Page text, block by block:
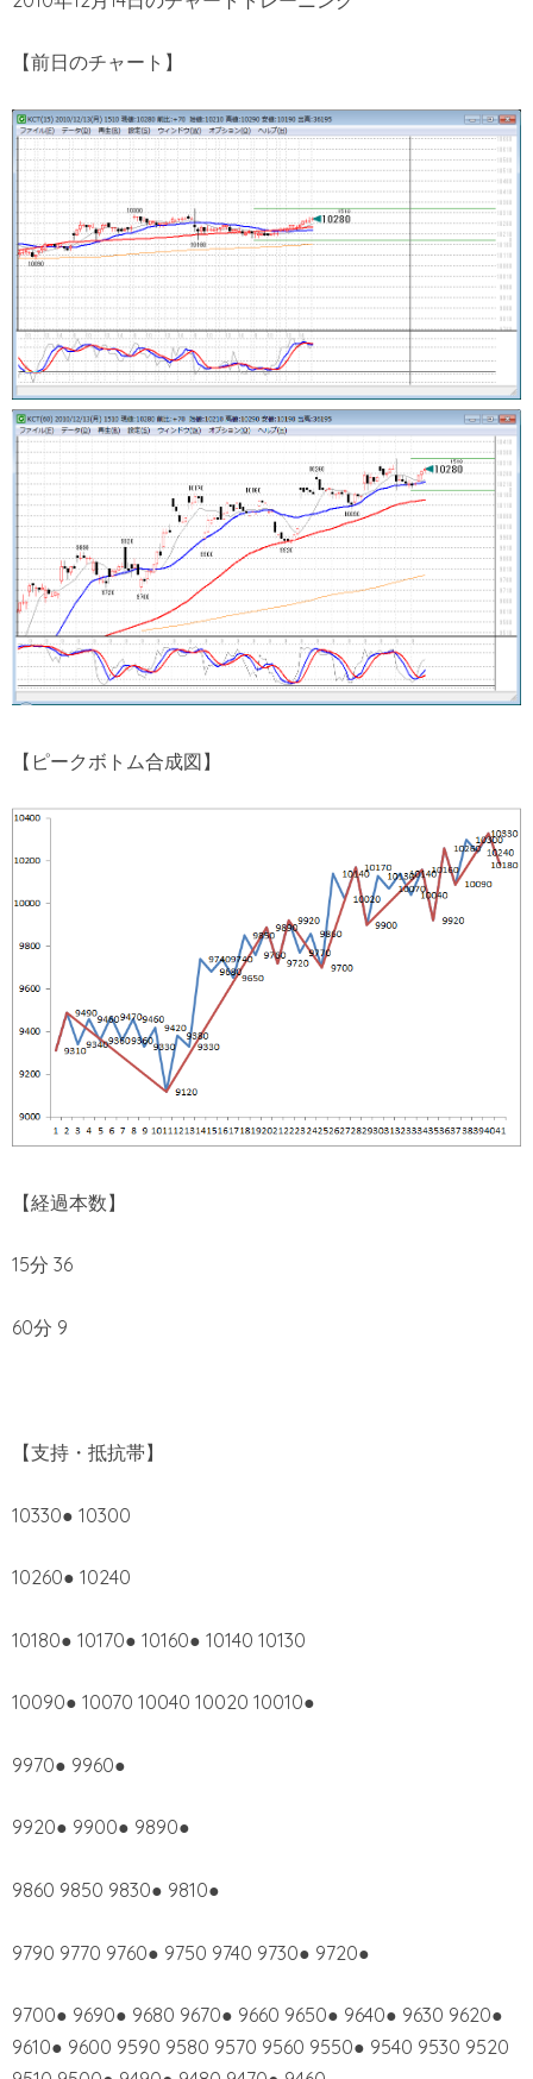
【前日のチャート】
【ピークボトム合成図】
【経過本数】
15分 36
60分 9
【支持・抵抗帯】
10330● 10300
10260● 10240
10180● 10170● 10160● 10140 10130
10090● 10070 10040 10020 10010●
9970● 9960●
9920● 9900● 9890●
9860 9850 9830● 9810●
9790 9770 9760● 9750 9740 9730● 9720●
9700● 9690● 9680 9670● 9660 9650● 9640● 9630 9620●
9610● 9600 9590 9580 9570 9560 9550● 9540 9530 9520